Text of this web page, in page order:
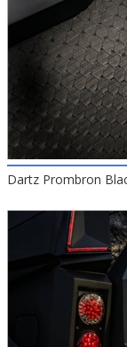
Dartz Prombron